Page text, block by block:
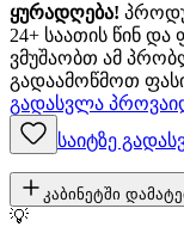
ყურადღება!
24+ საათის წინ და
ვმუშაობთ ამ
გადაამოწმოთ
გადასვლა
საიტზე
კაბინეტში
💡